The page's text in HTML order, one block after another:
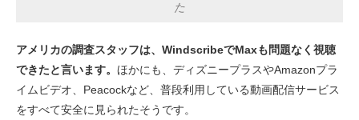
た
アメリカの調査スタッフは、WindscribeでMaxも問題なく視聴
できたと言います。 ほかにも、ディズニープラスやAmazonプラ
イムビデオ、Peacockなど、普段利用している動画配信サービス
をすべて安全に見られたそうです。